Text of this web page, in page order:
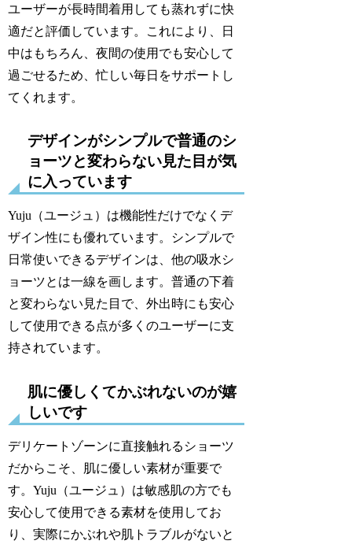
ユーザーが長時間着用しても蒸れずに快
適だと評価しています。これにより、日
中はもちろん、夜間の使用でも安心して
過ごせるため、忙しい毎日をサポートし
てくれます。
デザインがシンプルで普通のシ
ョーツと変わらない見た目が気
に入っています
Yuju（ユージュ）は機能性だけでなくデ
ザイン性にも優れています。シンプルで
日常使いできるデザインは、他の吸水シ
ョーツとは一線を画します。普通の下着
と変わらない見た目で、外出時にも安心
して使用できる点が多くのユーザーに支
持されています。
肌に優しくてかぶれないのが嬉
しいです
デリケートゾーンに直接触れるショーツ
だからこそ、肌に優しい素材が重要で
す。Yuju（ユージュ）は敏感肌の方でも
安心して使用できる素材を使用してお
り、実際にかぶれや肌トラブルがないと